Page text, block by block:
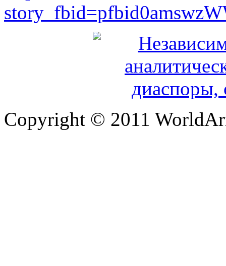
Copyright © 2011